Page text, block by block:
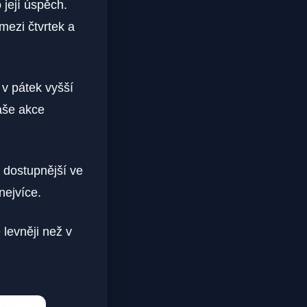
její úspěch.
čtvrtek a
pátek vyšší
akce
ve
levněji než v